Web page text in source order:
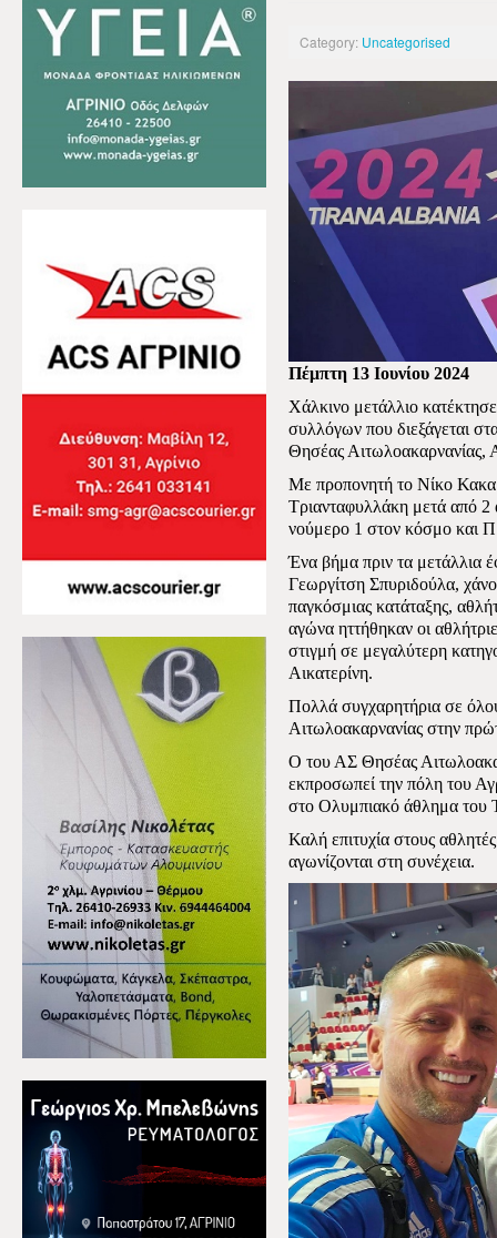
Category: Uncategorised
Πέμπτη 13 Ιουνίου 2024
Χάλκινο μετάλλιο
συλλόγων που διεξάγεται
Θησέας Αιτωλοακαρνανίας,
Με προπονητή το Νίκο
Τριανταφυλλάκη μετά από 2
νούμερο 1 στον κόσμο και
Ένα βήμα πριν τα μετάλλια
Γεωργίτση Σπυριδούλα,
παγκόσμιας κατάταξης,
αγώνα ηττήθηκαν οι
στιγμή σε μεγαλύτερη
Αικατερίνη.
Πολλά συγχαρητήρια σε
Αιτωλοακαρνανίας στην
Ο του ΑΣ Θησέας
εκπροσωπεί την πόλη του
στο Ολυμπιακό άθλημα του
Καλή επιτυχία στους
αγωνίζονται στη συνέχεια.